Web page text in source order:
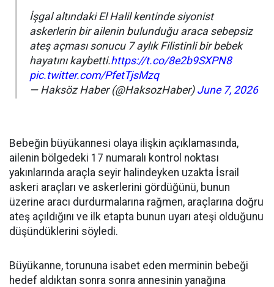
İşgal altındaki El Halil kentinde siyonist
askerlerin bir ailenin bulunduğu araca sebepsiz
ateş açması sonucu 7 aylık Filistinli bir bebek
hayatını kaybetti.https://t.co/8e2b9SXPN8
pic.twitter.com/PfetTjsMzq
— Haksöz Haber (@HaksozHaber) June 7, 2026
Bebeğin büyükannesi olaya ilişkin açıklamasında,
ailenin bölgedeki 17 numaralı kontrol noktası
yakınlarında araçla seyir halindeyken uzakta İsrail
askeri araçları ve askerlerini gördüğünü, bunun
üzerine aracı durdurmalarına rağmen, araçlarına doğru
ateş açıldığını ve ilk etapta bunun uyarı ateşi olduğunu
düşündüklerini söyledi.
Büyükanne, torununa isabet eden merminin bebeği
hedef aldıktan sonra sonra annesinin yanağına